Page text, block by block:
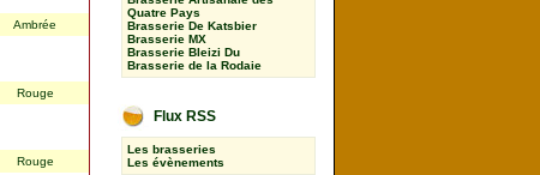
Ambrée
Rouge
Rouge
Quatre Pays
Brasserie De Katsbier
Brasserie MX
Brasserie Bleizi Du
Brasserie de la Rodaie
Flux RSS
Les brasseries
Les évènements